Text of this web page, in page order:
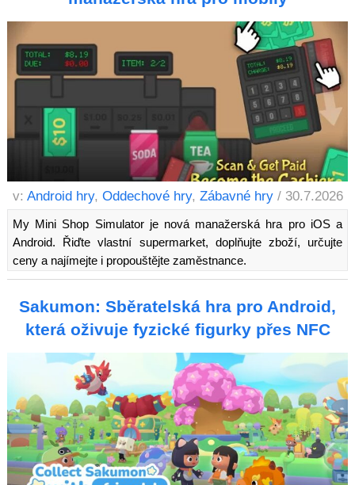
v: Android hry, Oddechové hry, Zábavné hry / 30.7.2026
My Mini Shop Simulator je nová manažerská hra pro iOS a
Android. Řiďte vlastní supermarket, doplňujte zboží, určujte
ceny a najímejte i propouštějte zaměstnance.
Sakumon: Sběratelská hra pro Android,
která oživuje fyzické figurky přes NFC